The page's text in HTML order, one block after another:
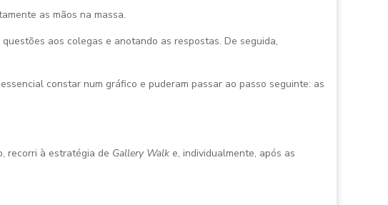
as mãos na massa.
aos colegas e anotando as respostas. De seguida,
constar num gráfico e puderam passar ao passo seguinte: as
recorri à estratégia de Gallery Walk e, individualmente, após as